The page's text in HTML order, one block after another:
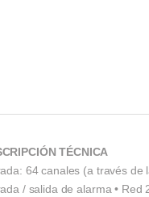
TÉCNICA
64 canales (a través de
/ salida de alarma • Red